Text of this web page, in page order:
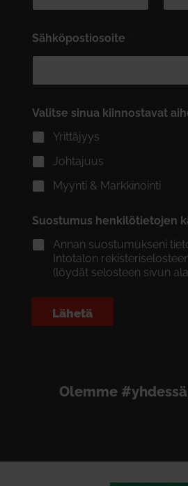
Sähköpostiosoite *
Valitse sinua kiinnostavat
Yrittäjyys
Johtajuus
Myynti & Markkinointi
Suostumus henkilötietojen
Annan suostumukseni
Intotalon
(löydät selosteen sivun
Lähetä
Olemme